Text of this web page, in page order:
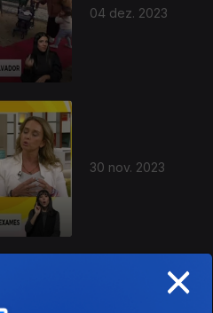
04 dez. 2023
30 nov. 2023
×